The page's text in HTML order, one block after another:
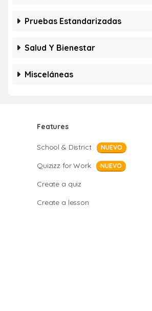
Pruebas Estandarizadas
Salud Y Bienestar
Misceláneas
Features
School & District NUEVO
Quizizz for Work NUEVO
Create a quiz
Create a lesson